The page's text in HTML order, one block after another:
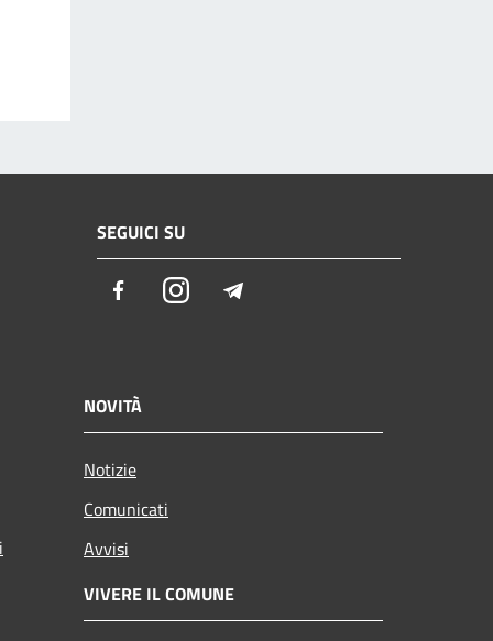
SEGUICI SU
FacebookInstagram
NOVITÀ
Notizie
Comunicati
Avvisi
VIVERE IL COMUNE